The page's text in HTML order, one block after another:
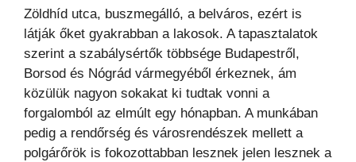
Zöldhíd utca, buszmegálló, a belváros, ezért is
látják őket gyakrabban a lakosok. A tapasztalatok
szerint a szabálysértők többsége Budapestről,
Borsod és Nógrád vármegyéből érkeznek, ám
közülük nagyon sokakat ki tudtak vonni a
forgalomból az elmúlt egy hónapban. A munkában
pedig a rendőrség és városrendészek mellett a
polgárőrök is fokozottabban lesznek jelen lesznek a